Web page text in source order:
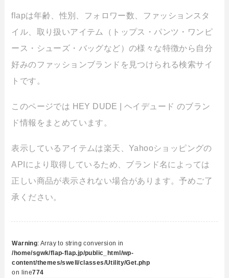
flapは年齢、性別、フォロワー数、ファッションスタ
イル、取り扱いアイテム（トップス・パンツ・ワンピ
ース・シューズ・バッグなど）の様々な特徴から自分
好みのファッションブランドを見つけられる検索サイ
トです。
このページでは HEY DUDE | ヘイデュード のブラン
ド情報をまとめています。
表示しているアイテムは楽天、Yahooショッピングの
APIにより取得しているため、ブランド名によっては
正しい商品が表示されない場合があります。予めご了
承ください。
Warning: Array to string conversion in
/home/sgwk/flap-flap.jp/public_html/wp-
content/themes/swell/classes/Utility/Get.php
on line774